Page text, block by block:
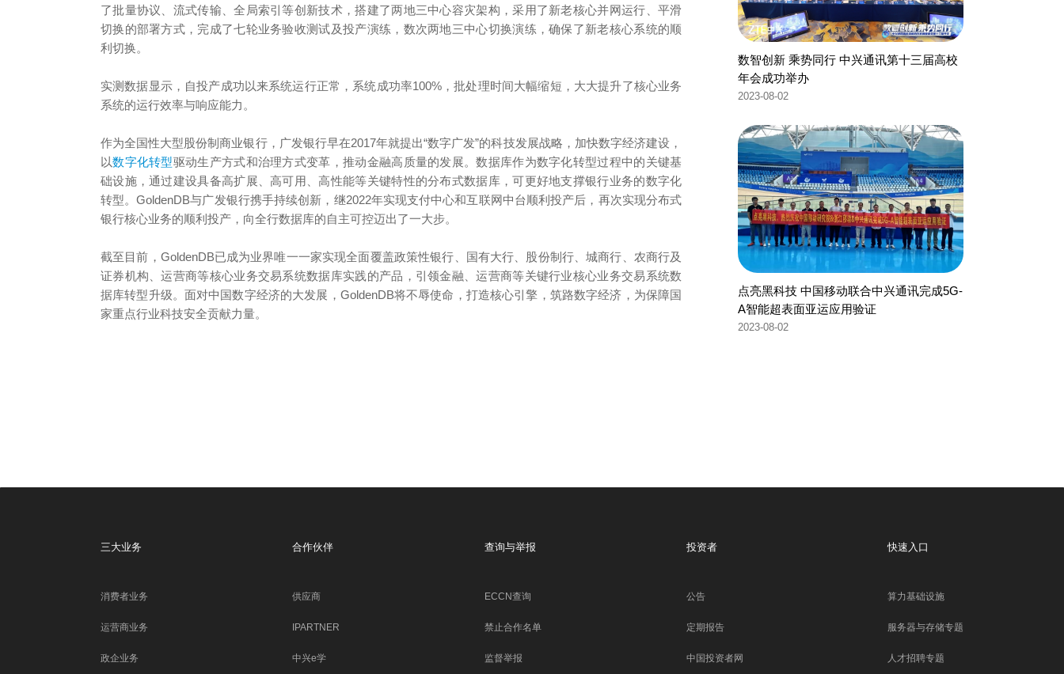
了批量协议、流式传输、全局索引等创新技术，搭建了两地三中心容灾架构，采用了新老核心并网运行、平滑
切换的部署方式，完成了七轮业务验收测试及投产演练，数次两地三中心切换演练，确保了新老核心系统的顺
利切换。
实测数据显示，自投产成功以来系统运行正常，系统成功率100%，批处理时间大幅缩短，大大提升了核心业务
系统的运行效率与响应能力。
作为全国性大型股份制商业银行，广发银行早在2017年就提出“数字广发”的科技发展战略，加快数字经济建设，
以数字化转型驱动生产方式和治理方式变革，推动金融高质量的发展。数据库作为数字化转型过程中的关键基
础设施，通过建设具备高扩展、高可用、高性能等关键特性的分布式数据库，可更好地支撑银行业务的数字化
转型。GoldenDB与广发银行携手持续创新，继2022年实现支付中心和互联网中台顺利投产后，再次实现分布式
银行核心业务的顺利投产，向全行数据库的自主可控迈出了一大步。
截至目前，GoldenDB已成为业界唯一一家实现全面覆盖政策性银行、国有大行、股份制行、城商行、农商行及
证券机构、运营商等核心业务交易系统数据库实践的产品，引领金融、运营商等关键行业核心业务交易系统数
据库转型升级。面对中国数字经济的大发展，GoldenDB将不辱使命，打造核心引擎，筑路数字经济，为保障国
家重点行业科技安全贡献力量。
数智创新 乘势同行 中兴通讯第十三届高校
年会成功举办
2023-08-02
点亮黑科技 中国移动联合中兴通讯完成5G-
A智能超表面亚运应用验证
2023-08-02
三大业务
消费者业务
运营商业务
政企业务
合作伙伴
供应商
IPARTNER
中兴e学
查询与举报
ECCN查询
禁止合作名单
监督举报
投资者
公告
定期报告
中国投资者网
快速入口
算力基础设施
服务器与存储专题
人才招聘专题